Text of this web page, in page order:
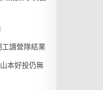
讀營隊結業
本好投仍無